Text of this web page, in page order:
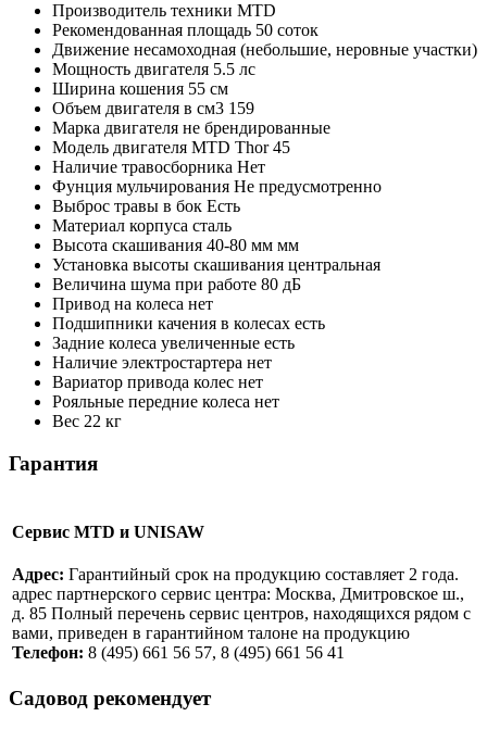
Производитель техники MTD
Рекомендованная площадь 50 соток
Движение несамоходная (небольшие, неровные участки)
Мощность двигателя 5.5 лс
Ширина кошения 55 см
Объем двигателя в см3 159
Марка двигателя не брендированные
Модель двигателя MTD Thor 45
Наличие травосборника Нет
Фунция мульчирования Не предусмотренно
Выброс травы в бок Есть
Материал корпуса сталь
Высота скашивания 40-80 мм мм
Установка высоты скашивания центральная
Величина шума при работе 80 дБ
Привод на колеса нет
Подшипники качения в колесах есть
Задние колеса увеличенные есть
Наличие электростартера нет
Вариатор привода колес нет
Рояльные передние колеса нет
Вес 22 кг
Гарантия
Сервис MTD и UNISAW
Адрес: Гарантийный срок на продукцию составляет 2 года.
адрес партнерского сервис центра: Москва, Дмитровское ш.,
д. 85 Полный перечень сервис центров, находящихся рядом с
вами, приведен в гарантийном талоне на продукцию
Телефон: 8 (495) 661 56 57, 8 (495) 661 56 41
Садовод рекомендует